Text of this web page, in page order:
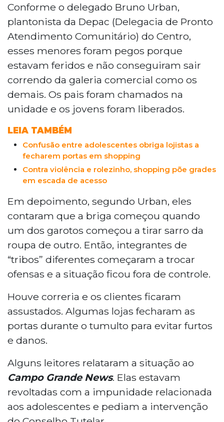
Conforme o delegado Bruno Urban,
plantonista da Depac (Delegacia de Pronto
Atendimento Comunitário) do Centro,
esses menores foram pegos porque
estavam feridos e não conseguiram sair
correndo da galeria comercial como os
demais. Os pais foram chamados na
unidade e os jovens foram liberados.
LEIA TAMBÉM
Confusão entre adolescentes obriga lojistas a
fecharem portas em shopping
Contra violência e rolezinho, shopping põe grades
em escada de acesso
Em depoimento, segundo Urban, eles
contaram que a briga começou quando
um dos garotos começou a tirar sarro da
roupa de outro. Então, integrantes de
“tribos” diferentes começaram a trocar
ofensas e a situação ficou fora de controle.
Houve correria e os clientes ficaram
assustados. Algumas lojas fecharam as
portas durante o tumulto para evitar furtos
e danos.
Alguns leitores relataram a situação ao
Campo Grande News. Elas estavam
revoltadas com a impunidade relacionada
aos adolescentes e pediam a intervenção